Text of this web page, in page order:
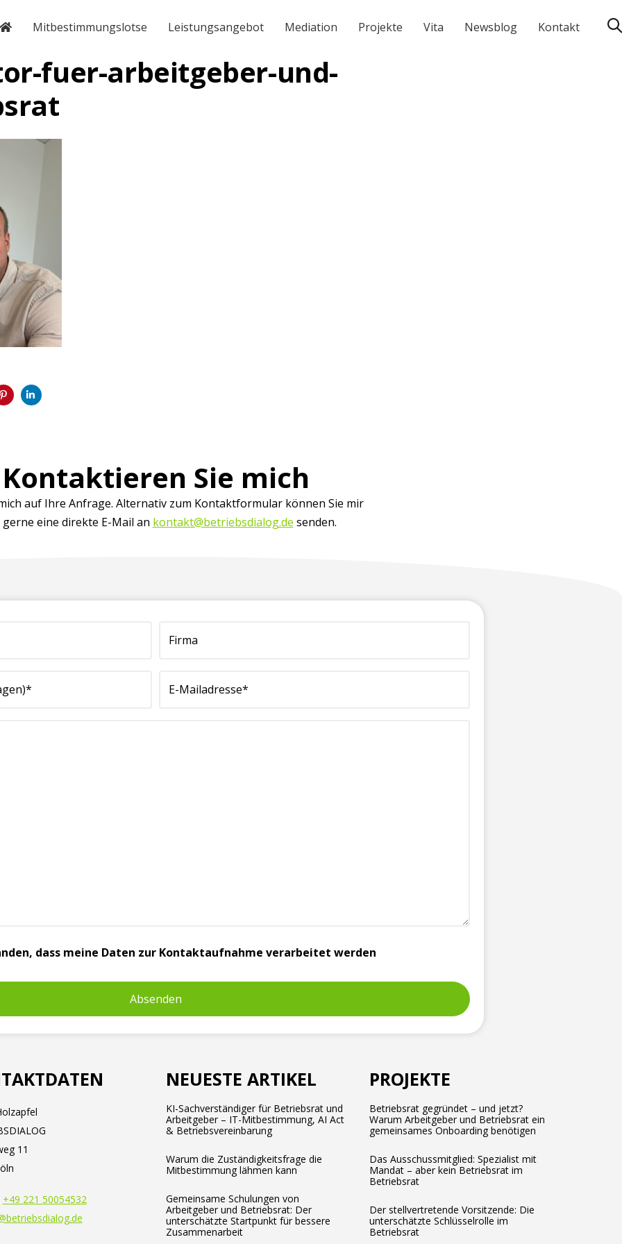
Mitbestimmungslotse Leistungsangebot Mediation Projekte Vita Newsblog Kontakt
fuer-arbeitgeber-und-
Kontaktieren Sie mich
auf Ihre Anfrage. Alternativ zum Kontaktformular können Sie mir
gerne eine direkte E-Mail an kontakt@betriebsdialog.de senden.
dass meine Daten zur Kontaktaufnahme verarbeitet werden
11
+49 221 50054532
NEUESTE ARTIKEL
KI-Sachverständiger für Betriebsrat und
Arbeitgeber – IT-Mitbestimmung, AI Act
& Betriebsvereinbarung
Warum die Zuständigkeitsfrage die
Mitbestimmung lähmen kann
Gemeinsame Schulungen von
Arbeitgeber und Betriebsrat: Der
unterschätzte Startpunkt für bessere
Zusammenarbeit
PROJEKTE
Betriebsrat gegründet – und jetzt?
Warum Arbeitgeber und Betriebsrat ein
gemeinsames Onboarding benötigen
Das Ausschussmitglied: Spezialist mit
Mandat – aber kein Betriebsrat im
Betriebsrat
Der stellvertretende Vorsitzende: Die
unterschätzte Schlüsselrolle im
Betriebsrat